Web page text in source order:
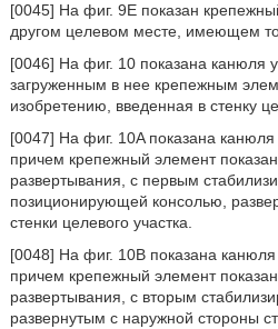
[0045] На фиг. 9E показан
другом целевом месте, имеющем
[0046] На фиг. 10 показана канюля
загруженным в нее крепежным
изобретению, введенная в стенку
[0047] На фиг. 10A показана канюля
причем крепежный элемент
развертывания, с первым
позиционирующей консолью,
стенки целевого участка.
[0048] На фиг. 10B показана канюля
причем крепежный элемент
развертывания, с вторым
развернутым с наружной стороны